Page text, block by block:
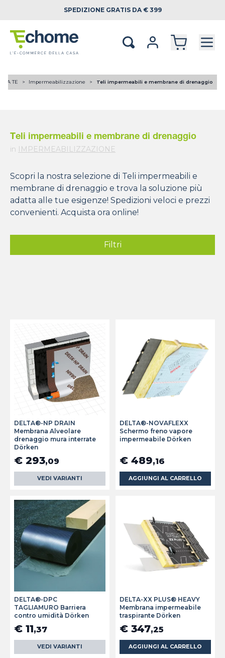
SPEDIZIONE GRATIS DA € 399
DA TE Impermeabilizzazione Teli impermeabili e membrane di drenaggio
Teli impermeabili e membrane di drenaggio
in IMPERMEABILIZZAZIONE
Scopri la nostra selezione di Teli impermeabili e
membrane di drenaggio e trova la soluzione più
adatta alle tue esigenze! Spedizioni veloci e prezzi
convenienti. Acquista ora online!
Filtri
DELTA®-NP DRAIN
Membrana Alveolare
drenaggio mura interrate
Dörken
€ 293,09
VEDI VARIANTI
DELTA®-NOVAFLEXX
Schermo freno vapore
impermeabile Dörken
€ 489,16
AGGIUNGI AL CARRELLO
DELTA®-DPC
TAGLIAMURO Barriera
contro umidità Dörken
€ 11,37
VEDI VARIANTI
DELTA-XX PLUS® HEAVY
Membrana impermeabile
traspirante Dörken
€ 347,25
AGGIUNGI AL CARRELLO